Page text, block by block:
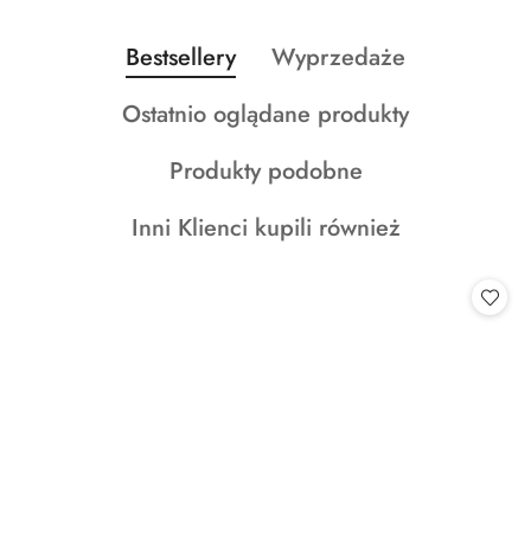
Pomiń karuzelę produktów
Produkty
o
statusie:
Bestsellery
Produkty
statusie:
Wyprzedaże
Produkty
statusie:
Ostatnio oglądane produkty
Produkty
statusie:
Produkty podobne
Produkty
Inni Klienci kupili również